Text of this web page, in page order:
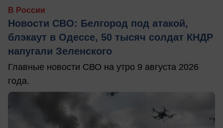
В России
Новости СВО: Белгород под атакой,
блэкаут в Одессе, 50 тысяч солдат КНДР
напугали Зеленского
Главные новости СВО на утро 9 августа 2026
года.